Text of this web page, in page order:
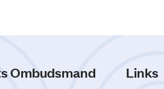
Ombudsmand
Links